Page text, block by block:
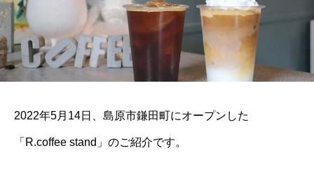
2022年5月14日、島原市鎌田町にオープンした
「R.coffee stand」のご紹介です。